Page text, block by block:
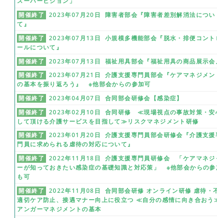
開催終了
2023年07月20日 障害者部会『障害者差別解消法につい
て』
開催終了
2023年07月13日 小規模多機能部会『脱水・排便コント
ールについて』
開催終了
2023年07月13日 福祉用具部会『福祉用具の商品展示会
開催終了
2023年07月21日 介護支援専門員部会『ケアマネジメン
の基本を振り返ろう』 ※他部会からの参加可
開催終了
2023年04月07日 合同部会研修会【感染症】
開催終了
2023年02月10日 合同研修 ≪現場視点の事故対策・安
して頂ける介護サービスを目指して≫リスクマネジメント研修
開催終了
2023年01月20日 介護支援専門員部会研修会『介護支援
門員に求められる虐待の対応について』
開催終了
2022年11月18日 介護支援専門員研修会 「ケアマネジ
ーが知っておきたい感染症の基礎知識と対応策」 ※他部会からの
も可
開催終了
2022年11月08日 合同部会研修 オンライン研修 虐待・
適切ケア防止、接遇マナー向上に役立つ ≪自分の感情に向き合お
アンガーマネジメントの基本